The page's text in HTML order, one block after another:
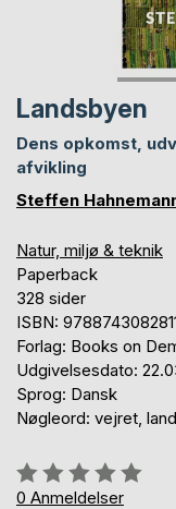
Landsbyen
Dens opkomst,
afvikling
Steffen
Natur, miljø & teknik
Paperback
328 sider
ISBN:
Forlag: Books on
Udgivelsesdato:
Sprog: Dansk
Nøgleord: vejret,
Anmeldelse::
0%
0 Anmeldelser